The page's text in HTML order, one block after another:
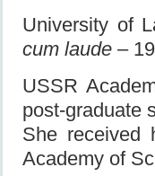
University of
cum laude –
USSR
post-graduate
She received
Academy of